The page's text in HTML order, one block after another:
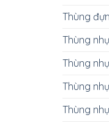
Thùng
Thùng
Thùng
Thùng
Thùng